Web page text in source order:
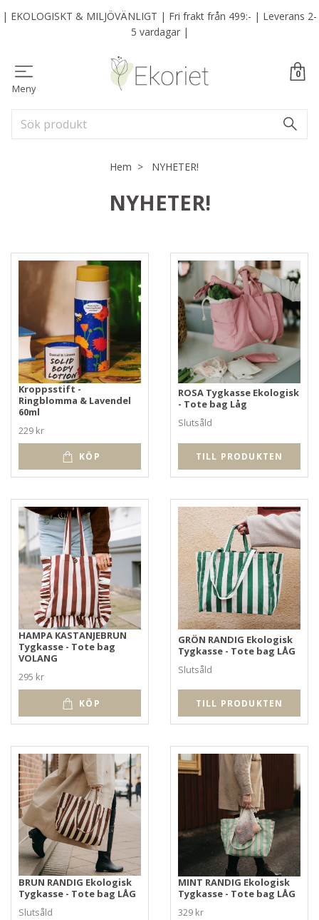
| EKOLOGISKT & MILJÖVÄNLIGT | Fri frakt från 499:- | Leverans 2-
5 vardagar |
Meny
0
Hem NYHETER!
NYHETER!
Kroppsstift -
Ringblomma & Lavendel
60ml
229 kr
KÖP
ROSA Tygkasse Ekologisk
- Tote bag Låg
Slutsåld
TILL PRODUKTEN
HAMPA KASTANJEBRUN
Tygkasse - Tote bag
VOLANG
295 kr
KÖP
GRÖN RANDIG Ekologisk
Tygkasse - Tote bag LÅG
Slutsåld
TILL PRODUKTEN
BRUN RANDIG Ekologisk
Tygkasse - Tote bag LÅG
Slutsåld
MINT RANDIG Ekologisk
Tygkasse - Tote bag LÅG
329 kr